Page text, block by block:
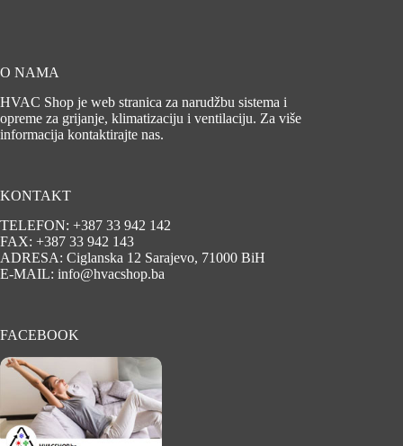
O NAMA
HVAC Shop je web stranica za narudžbu sistema i
opreme za grijanje, klimatizaciju i ventilaciju. Za više
informacija kontaktirajte nas.
KONTAKT
TELEFON: +387 33 942 142
FAX: +387 33 942 143
ADRESA: Ciglanska 12 Sarajevo, 71000 BiH
E-MAIL: info@hvacshop.ba
FACEBOOK